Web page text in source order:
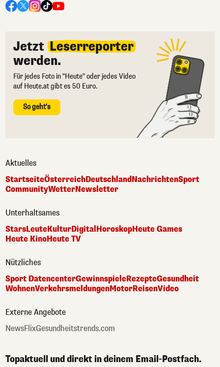
Jetzt Leserreporter
werden.
Für jedes Foto in "Heute" oder jedes Video
auf Heute.at gibt es 50 Euro.
So geht's
Aktuelles
StartseiteÖsterreichDeutschlandNachrichtenSport
CommunityWetterNewsletter
Unterhaltsames
StarsLeuteKulturDigital HoroskopHeute Games
Heute KinoHeute TV
Nützliches
Sport DatencenterGewinnspieleRezepteGesundheit
WohnenVerkehrsmeldungenMotorReisenVideo
Externe Angebote
NewsFlixGesundheitstrends.com
Topaktuell und direkt in deinem Email-Postfach.